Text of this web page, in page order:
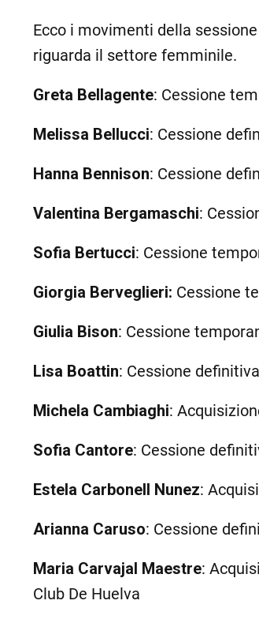
Ecco i movimenti della
riguarda il settore femminile.
Greta Bellagente: Cessione
Melissa Bellucci: Cessione
Hanna Bennison: Cessione
Valentina Bergamaschi:
Sofia Bertucci: Cessione
Giorgia Berveglieri: Cessione
Giulia Bison: Cessione
Lisa Boattin: Cessione
Michela Cambiaghi:
Sofia Cantore: Cessione
Estela Carbonell Nunez:
Arianna Caruso: Cessione
Maria Carvajal Maestre:
Club De Huelva